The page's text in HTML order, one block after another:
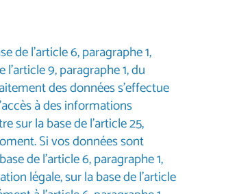
de l’article 6, paragraphe 1,
9, paragraphe 1, du
des données s’effectue
à des informations
sur la base de l’article 25,
Si vos données sont
de l’article 6, paragraphe 1,
légale, sur la base de l’article